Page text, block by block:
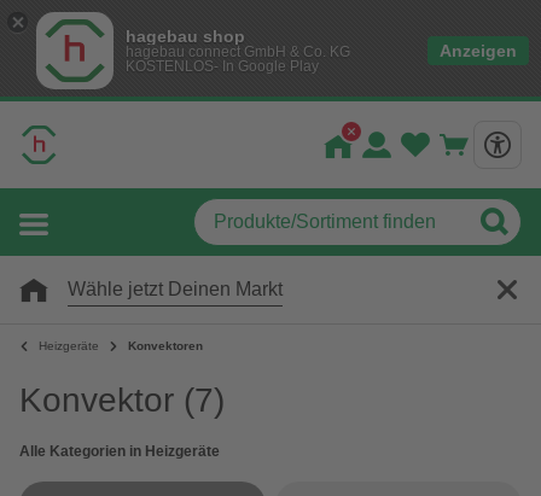
hagebau shop
hagebau connect GmbH & Co. KG
KOSTENLOS- In Google Play
Anzeigen
Wähle jetzt Deinen Markt
Heizgeräte Konvektoren
Konvektor (7)
Alle Kategorien in Heizgeräte